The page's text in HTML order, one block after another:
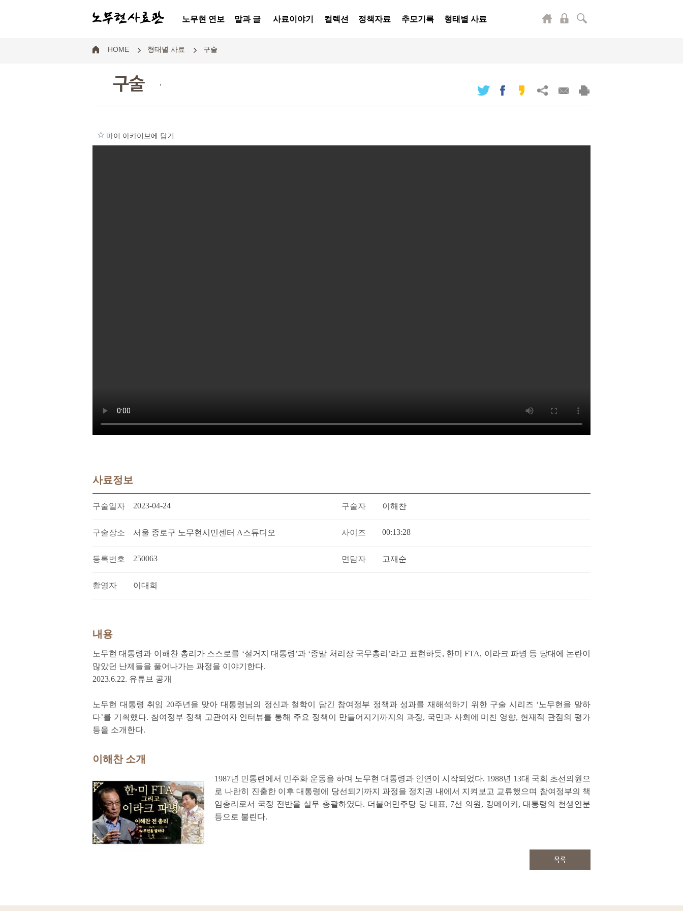
노무현 연보 말과 글 사료이야기 컬렉션 정책자료 추모기록 형태별 사료
HOME 형태별 사료 구술
구술 .
마이 아카이브에 담기
사료정보
구술일자 2023-04-24 구술자 이해찬
구술장소 서울 종로구 노무현시민센터 A스튜디오 사이즈 00:13:28
등록번호 250063 면담자 고재순
촬영자 이대희
내용
노무현 대통령과 이해찬 총리가 스스로를 ‘설거지 대통령’과 ‘종말 처리장 국무총리’라고 표현하듯, 한미 FTA, 이라크 파병 등 당대에 논란이
많았던 난제들을 풀어나가는 과정을 이야기한다.
2023.6.22. 유튜브 공개
노무현 대통령 취임 20주년을 맞아 대통령님의 정신과 철학이 담긴 참여정부 정책과 성과를 재해석하기 위한 구술 시리즈 ‘노무현을 말하
다’를 기획했다. 참여정부 정책 고관여자 인터뷰를 통해 주요 정책이 만들어지기까지의 과정, 국민과 사회에 미친 영향, 현재적 관점의 평가
등을 소개한다.
이해찬 소개
1987년 민통련에서 민주화 운동을 하며 노무현 대통령과 인연이 시작되었다. 1988년 13대 국회 초선의원으
로 나란히 진출한 이후 대통령에 당선되기까지 과정을 정치권 내에서 지켜보고 교류했으며 참여정부의 책
임총리로서 국정 전반을 실무 총괄하였다. 더불어민주당 당 대표, 7선 의원, 킹메이커, 대통령의 천생연분
등으로 불린다.
목록